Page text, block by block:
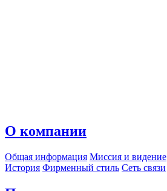
О компании
Общая информация Миссия и видение
История Фирменный стиль Сеть связи